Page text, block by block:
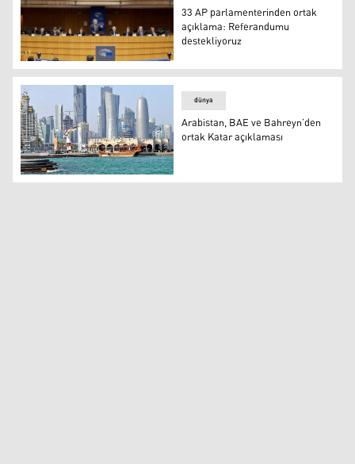
33 AP parlamenterinden ortak açıklama: Referandumu
33 AP parlamenterinden ortak
açıklama: Referandumu
destekliyoruz
Arabistan, BAE ve Bahreyn’den ortak Katar açıklaması
dünya
Arabistan, BAE ve Bahreyn’den
ortak Katar açıklaması